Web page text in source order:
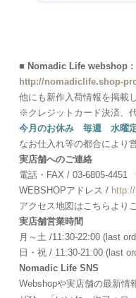
■ Nomadic Life webshop :
http://nomadiclife.shop-
他にも新作入荷情報を掲載
※クレジットカード決済、
今月のお休み 毎週 水曜
なお仕入れ等の都合により
実店舗へのご連絡
電話・FAX / 03-6805-
WEBSHOPアドレス /
アクセス地図はこちらより
実店舗営業時間
月～土 /11:30-22:00 (last
日・祝 / 11:30-21:00 (last
Nomadic Life SNS
Webshopや実店舗の最新情